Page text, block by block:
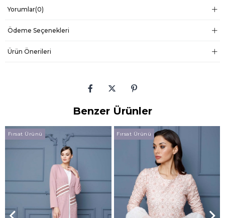
Yorumlar(0)
Ödeme Seçenekleri
Ürün Önerileri
Benzer Ürünler
Fırsat Ürünü Fırsat Ürünü